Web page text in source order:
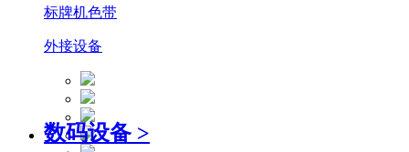
标牌机色带
外接设备
数码设备 >